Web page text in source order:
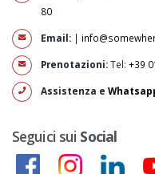
80
Email: |
Prenotazioni:Tel: +39
Assistenza e
Seguici sui Social